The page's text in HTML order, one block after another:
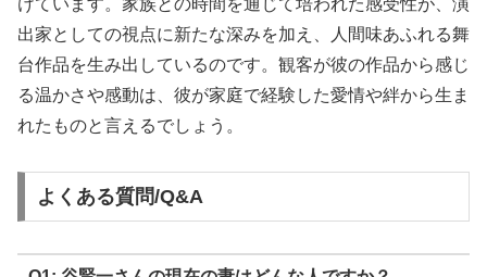
出家としての視点に新たな深みを加え、人間味あふれる舞
台作品を生み出しているのです。観客が彼の作品から感じ
る温かさや感動は、彼が家庭で経験した愛情や絆から生ま
れたものと言えるでしょう。
よくある質問/Q&A